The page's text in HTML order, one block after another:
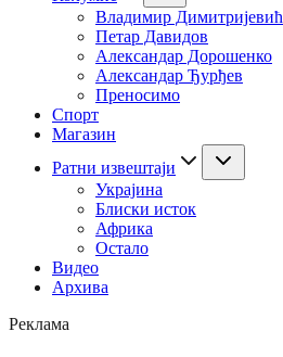
Владимир Димитријевић
Петар Давидов
Александар Дорошенко
Александар Ђурђев
Преносимо
Спорт
Магазин
Ратни извештаји
Украјина
Блиски исток
Африка
Остало
Видео
Архива
Реклама